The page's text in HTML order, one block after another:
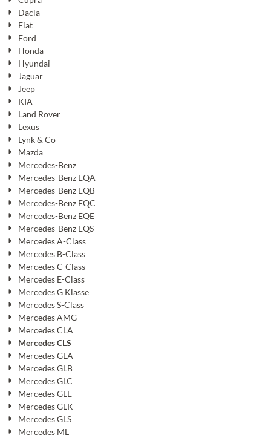
Dacia
Fiat
Ford
Honda
Hyundai
Jaguar
Jeep
KIA
Land Rover
Lexus
Lynk & Co
Mazda
Mercedes-Benz
Mercedes-Benz EQA
Mercedes-Benz EQB
Mercedes-Benz EQC
Mercedes-Benz EQE
Mercedes-Benz EQS
Mercedes A-Class
Mercedes B-Class
Mercedes C-Class
Mercedes E-Class
Mercedes G Klasse
Mercedes S-Class
Mercedes AMG
Mercedes CLA
Mercedes CLS
Mercedes GLA
Mercedes GLB
Mercedes GLC
Mercedes GLE
Mercedes GLK
Mercedes GLS
Mercedes ML